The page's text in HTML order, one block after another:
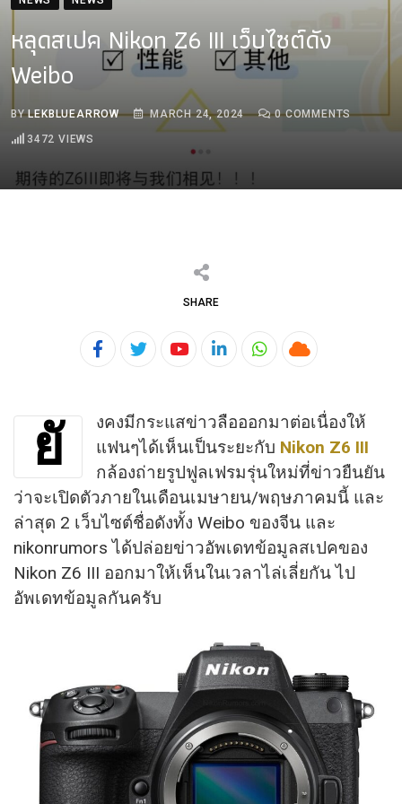
หลุดสเปค Nikon Z6 III เว็บไซต์ดัง
Weibo
BYLEKBLUEARROW MARCH 24, 2024 0COMMENTS
3472 VIEWS
SHARE
YoutubeLinkedInWhatsapp
Cloud
ยั
งคงมีกระแสข่าวลือออกมาต่อเนื่องให้
แฟนๆได้เห็นเป็นระยะกับ Nikon Z6 III
กล้องถ่ายรูปฟูลเฟรมรุ่นใหม่ที่ข่าวยืนยัน
ว่าจะเปิดตัวภายในเดือนเมษายน/พฤษภาคมนี้ และ
ล่าสุด 2 เว็บไซต์ชื่อดังทั้ง Weibo ของจีน และ
nikonrumors ได้ปล่อยข่าวอัพเดทข้อมูลสเปคของ
Nikon Z6 III ออกมาให้เห็นในเวลาไล่เลี่ยกัน ไป
อัพเดทข้อมูลกันครับ